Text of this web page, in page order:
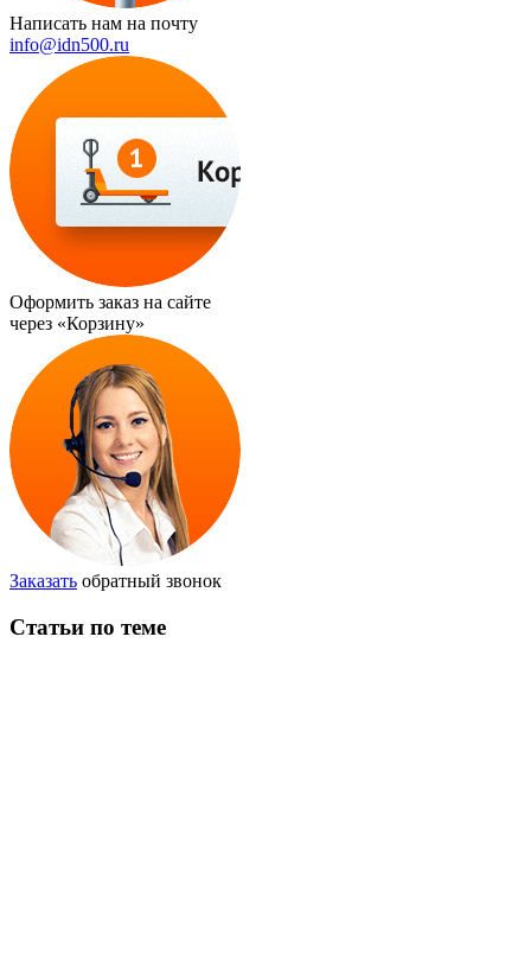
Написать нам на почту
info@idn500.ru
Оформить заказ на сайте
через «Корзину»
Заказать обратный звонок
Статьи по теме